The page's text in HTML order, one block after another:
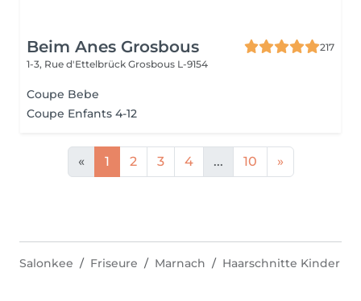
Beim Anes Grosbous
217
1-3, Rue d'Ettelbrück Grosbous L-9154
Coupe Bebe
Coupe Enfants 4-12
« 1 2 3 4 ... 10 »
Salonkee Friseure Marnach Haarschnitte Kinder